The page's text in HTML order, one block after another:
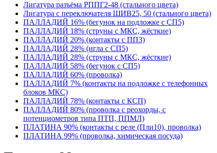
Лигатура разъёма РППГ2-48 (стального цвета)
Лигатура с переключателя ШИВ25, 50 (стального цвета)
ПАЛЛАДИЙ 16% (бегунок на подложке с СП5)
ПАЛЛАДИЙ 18% (струны с МКС, жёсткие)
ПАЛЛАДИЙ 20% (контакты с ПП3)
ПАЛЛАДИЙ 28% (игла с СП5)
ПАЛЛАДИЙ 28% (струны с МКС, жёсткие)
ПАЛЛАДИЙ 58% (бегунок с СП5)
ПАЛЛАДИЙ 60% (проволка)
ПАЛЛАДИЙ 7% (контакты на подложке с телефонных
блоков МКС)
ПАЛЛАДИЙ 78% (контакты с КСП)
ПАЛЛАДИЙ 80% (проволка с реохорды, с
потенциометров типа ПТП, ППМЛ)
ПЛАТИНА 90% (контакты с реле (Пли10), проволка)
ПЛАТИНА 99% (проволка, химическая посуда)